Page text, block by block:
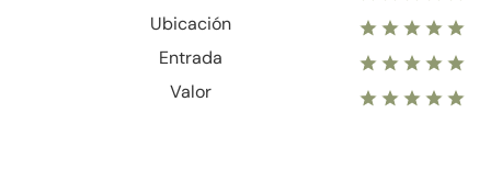
Ubicación
Entrada
Valor